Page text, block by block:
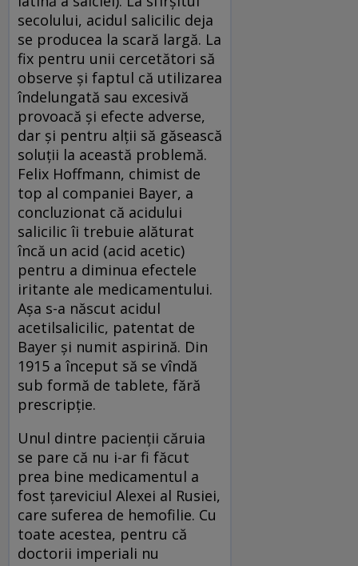
secolului, acidul salicilic deja
se producea la scară largă. La
fix pentru unii cercetători să
observe și faptul că utilizarea
îndelungată sau excesivă
provoacă și efecte adverse,
dar și pentru alții să găsească
soluții la această problemă.
Felix Hoffmann, chimist de
top al companiei Bayer, a
concluzionat că acidului
salicilic îi trebuie alăturat
încă un acid (acid acetic)
pentru a diminua efectele
iritante ale medicamentului.
Așa s-a născut acidul
acetilsalicilic, patentat de
Bayer și numit aspirină. Din
1915 a început să se vîndă
sub formă de tablete, fără
prescripție.
Unul dintre pacienții căruia
se pare că nu i-ar fi făcut
prea bine medicamentul a
fost țareviciul Alexei al Rusiei,
care suferea de hemofilie. Cu
toate acestea, pentru că
doctorii imperiali nu